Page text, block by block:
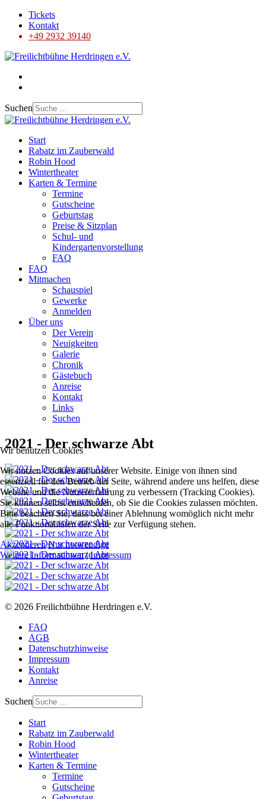
Tickets
Kontakt
+49 2932 39140
Suchen
Start
Rabatz im Zauberwald
Robin Hood
Wintertheater
Karten & Termine
Termine
Gutscheine
Geburtstag
Preise & Sitzplan
Schul- und
Kindergartenvorstellung
FAQ
FAQ
Mitmachen
Schauspiel
Gewerke
Anmelden
Über uns
Der Verein
Neuigkeiten
Galerie
Chronik
Gästebuch
Anreise
Kontakt
Links
Suchen
2021 - Der schwarze Abt
© 2026 Freilichtbühne Herdringen e.V.
FAQ
AGB
Datenschutzhinweise
Impressum
Kontakt
Anreise
Suchen
Start
Rabatz im Zauberwald
Robin Hood
Wintertheater
Karten & Termine
Termine
Gutscheine
Wir benutzen Cookies
Wir nutzen Cookies auf unserer Website. Einige von ihnen sind
essenziell für den Betrieb der Seite, während andere uns helfen, diese
Website und die Nutzererfahrung zu verbessern (Tracking Cookies).
Sie können selbst entscheiden, ob Sie die Cookies zulassen möchten.
Bitte beachten Sie, dass bei einer Ablehnung womöglich nicht mehr
alle Funktionalitäten der Seite zur Verfügung stehen.
Akzeptieren Nur notwendige
Weitere Informationen|Impressum